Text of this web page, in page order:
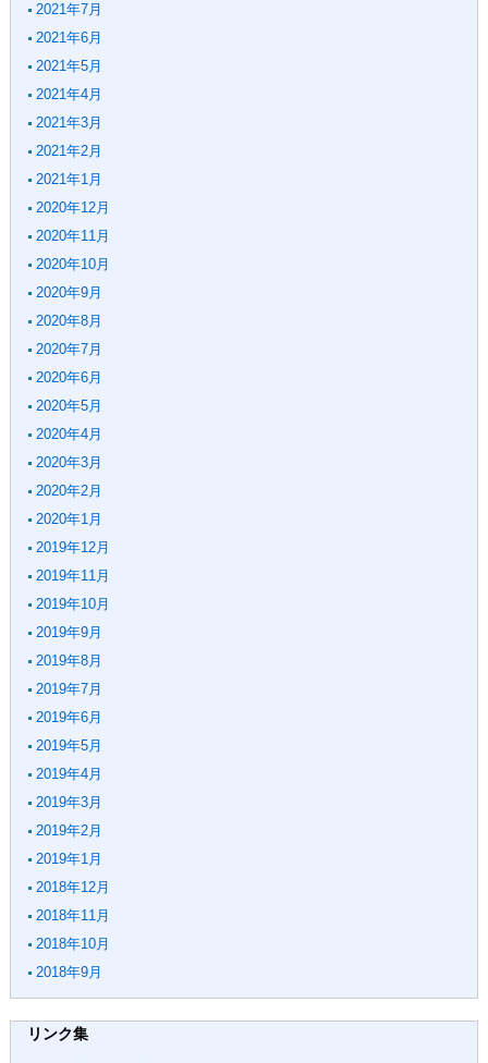
2021年7月
2021年6月
2021年5月
2021年4月
2021年3月
2021年2月
2021年1月
2020年12月
2020年11月
2020年10月
2020年9月
2020年8月
2020年7月
2020年6月
2020年5月
2020年4月
2020年3月
2020年2月
2020年1月
2019年12月
2019年11月
2019年10月
2019年9月
2019年8月
2019年7月
2019年6月
2019年5月
2019年4月
2019年3月
2019年2月
2019年1月
2018年12月
2018年11月
2018年10月
2018年9月
リンク集